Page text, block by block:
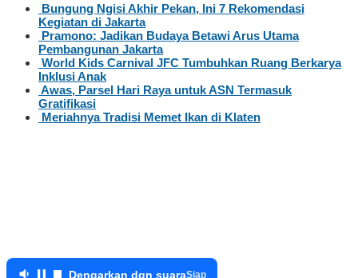
Bungung Ngisi Akhir Pekan, Ini 7 Rekomendasi
Kegiatan di Jakarta
Pramono: Jadikan Budaya Betawi Arus Utama
Pembangunan Jakarta
World Kids Carnival JFC Tumbuhkan Ruang Berkarya
Inklusi Anak
Awas, Parsel Hari Raya untuk ASN Termasuk
Gratifikasi
Meriahnya Tradisi Memet Ikan di Klaten
Dengarkan dgn suaraSiap